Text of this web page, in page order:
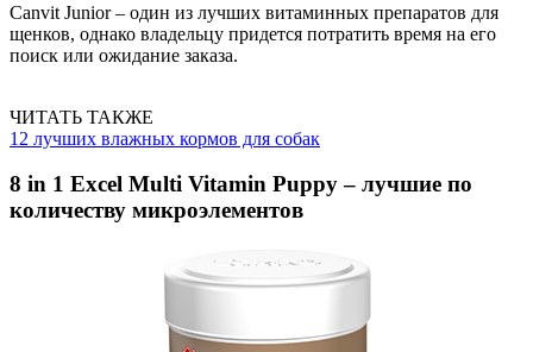
Canvit Junior – один из лучших витаминных препаратов для
щенков, однако владельцу придется потратить время на его
поиск или ожидание заказа.
ЧИТАТЬ ТАКЖЕ
12 лучших влажных кормов для собак
8 in 1 Excel Multi Vitamin Puppy – лучшие по
количеству микроэлементов